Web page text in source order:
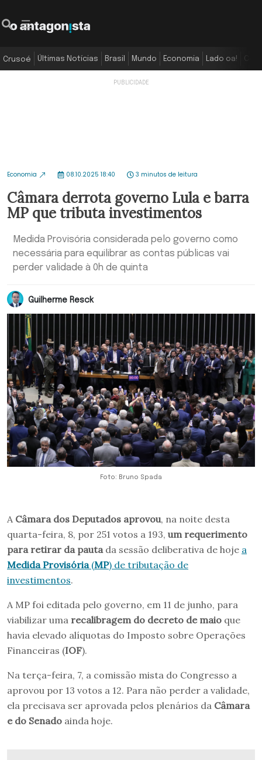
Crusoé Últimas Notícias Brasil Mundo Economia Lado oa!
Economia 08.10.2025 18:40 3 minutos de leitura
Câmara derrota governo Lula e barra
MP que tributa investimentos
Medida Provisória considerada pelo governo como
necessária para equilibrar as contas públicas vai
perder validade à 0h de quinta
Guilherme Resck
Foto: Bruno Spada
A Câmara dos Deputados aprovou, na noite desta
quarta-feira, 8, por 251 votos a 193, um requerimento
para retirar da pautada sessão deliberativa de hoje a
Medida Provisória(MP) de tributação de
investimentos.
A MP foi editada pelo governo, em 11 de junho, para
viabilizar uma recalibragem do decreto de maio que
havia elevado alíquotas do Imposto sobre Operações
Financeiras (IOF).
Na terça-feira, 7, a comissão mista do Congresso a
aprovou por 13 votos a 12. Para não perder a validade,
ela precisava ser aprovada pelos plenários da Câmara
e do Senado ainda hoje.